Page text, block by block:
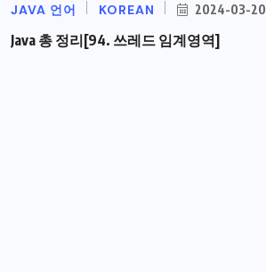
JAVA 언어 KOREAN 2024-03-20
Java 총 정리[94. 쓰레드 임계영역]